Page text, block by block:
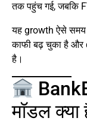
तक पहुंच गई, जबकि
यह growth ऐसे
काफी बढ़ चुका है और
है।
मॉडल क्या